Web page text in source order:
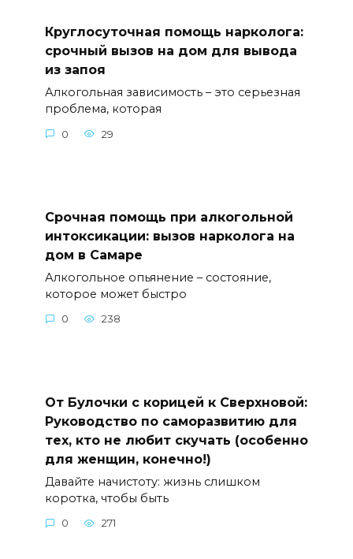
Круглосуточная помощь нарколога:
срочный вызов на дом для вывода
из запоя
Алкогольная зависимость – это серьезная
проблема, которая
0 29
Срочная помощь при алкогольной
интоксикации: вызов нарколога на
дом в Самаре
Алкогольное опьянение – состояние,
которое может быстро
0 238
От Булочки с корицей к Сверхновой:
Руководство по саморазвитию для
тех, кто не любит скучать (особенно
для женщин, конечно!)
Давайте начистоту: жизнь слишком
коротка, чтобы быть
0 271